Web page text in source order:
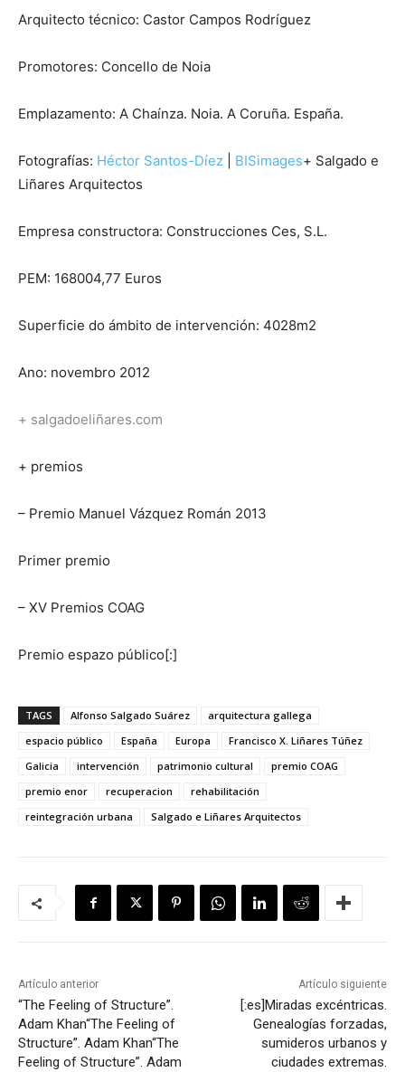
Arquitecto técnico: Castor Campos Rodríguez
Promotores: Concello de Noia
Emplazamento: A Chaínza. Noia. A Coruña. España.
Fotografías: Héctor Santos-Díez BISimages+ Salgado e
Liñares Arquitectos
Empresa constructora: Construcciones Ces, S.L.
PEM: 168004,77 Euros
Superficie do ámbito de intervención: 4028m2
Ano: novembro 2012
+ salgadoeliñares.com
+ premios
– Premio Manuel Vázquez Román 2013
Primer premio
– XV Premios COAG
Premio espazo público[:]
TAGS Alfonso Salgado Suárez
arquitectura gallega
espacio público
España Europa
Francisco X. Liñares Túñez
Galicia
intervención patrimonio cultural
premio COAG
premio enor
recuperacion
rehabilitación
reintegración urbana
Salgado e Liñares Arquitectos
Artículo anterior
“The Feeling of Structure”.
Adam Khan“The Feeling of
Structure”. Adam Khan“The
Feeling of Structure”. Adam
Artículo siguiente
[:es]Miradas excéntricas.
Genealogías forzadas,
sumideros urbanos y
ciudades extremas.